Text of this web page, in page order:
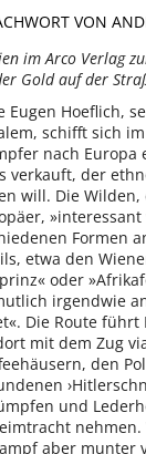
VON
im Arco Verlag
Gold auf der
Hoeflich,
schifft sich
nach Europa
verkauft, der
will. Die
Formen
etwa den
oder
irgendwie
Die Route führt
mit dem Zug
den
und
aber munter